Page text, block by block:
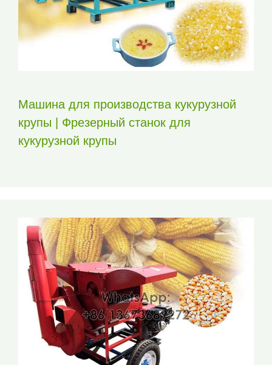
Машина для производства кукурузной
крупы | Фрезерный станок для
кукурузной крупы